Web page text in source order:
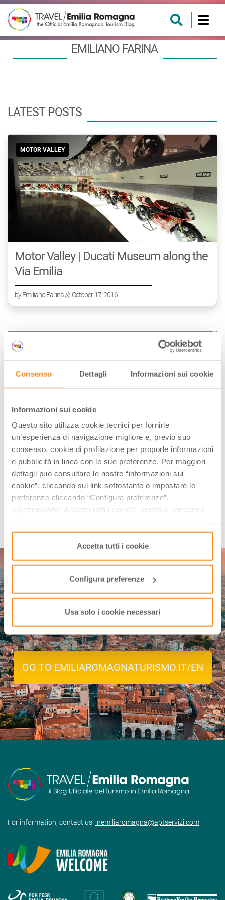
Consenso Dettagli Informazioni sui cookie
Informazioni sui cookie
Questo sito utilizza cookie tecnici per fornirle
un’esperienza di navigazione migliore e, previo suo
consenso, cookie di profilazione per proporle informazioni
e pubblicità in linea con le sue preferenze. Per maggiori
dettagli può consultare le nostre “informazioni sui
cookie”, cliccando sul link sottostante o impostare le
preferenze cliccando “Configura preferenze”.
Selezionando “Accetta tutti i cookie” presta il consenso
consenso cliccando su “Usa solo i cookie necessari” e
saranno attivati i soli cookie tecnici necessari al corretto
funzionamento del sito.
Accetta tutti i cookie
Configura preferenze
Usa solo i cookie necessari
EMILIANO FARINA
LATEST POSTS
MOTOR VALLEY
Motor Valley | Ducati Museum along the
Via Emilia
byEmiliano Farina/// October 17, 2016
Interested in our newsletter?
Every first of the month, an email (in Italian) with selected contents and
upcoming events.
SUBSCRIBE
Discover the events in Emilia-
Romagna!
GO TO EMILIAROMAGNATURISMO.IT/EN
For information, contact us: inemiliaromagna@aptservizi.com